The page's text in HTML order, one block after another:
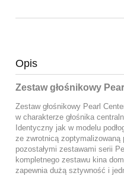
Opis
Zestaw głośnikowy
Zestaw głośnikowy Pearl
w charakterze głośnika
Identyczny jak w modelu
ze zwrotnicą zoptymalizowaną
pozostałymi zestawami serii
kompletnego zestawu kina
zapewnia dużą sztywność i